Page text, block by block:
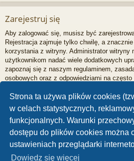
Strona ta używa plików cookies
w celach statystycznych,
funkcjonalnych. Warunki
dostępu do plików cookies można
ustawieniach przeglądarki
Dowiedz się więcej
Zarejestruj się
Aby zalogować się, musisz być
Rejestracja zajmuje tylko chwilę, a
korzystania z witryny. Administrator witryny
użytkownikom nadać wiele dodatkowych
zapoznaj się z naszym regulaminem,
osobowych oraz z odpowiedziami na często
gdzie jest wyjaśnionych wiele
funkcjonowania witryny.
Regulamin |Zasady ochrony danych
Zarejestruj się